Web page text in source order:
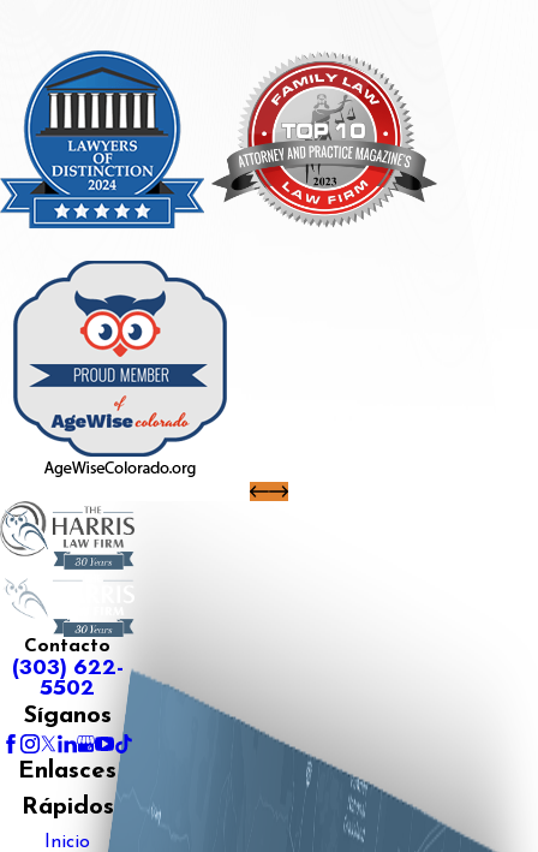
Contacto
(303) 622-
5502
Síganos
Enlasces
Rápidos
Inicio